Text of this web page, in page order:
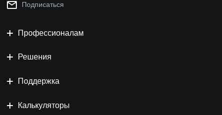
Подписаться
Профессионалам
Решения
Поддержка
Калькуляторы